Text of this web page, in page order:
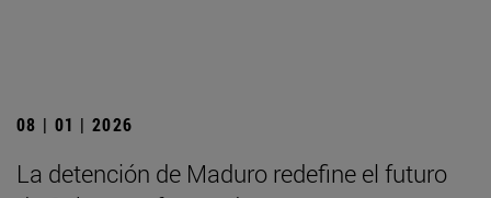
08 | 01 | 2026
La detención de Maduro redefine el futuro